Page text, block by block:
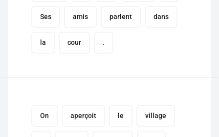
Ses amis parlent dans
la cour .
On aperçoit le village